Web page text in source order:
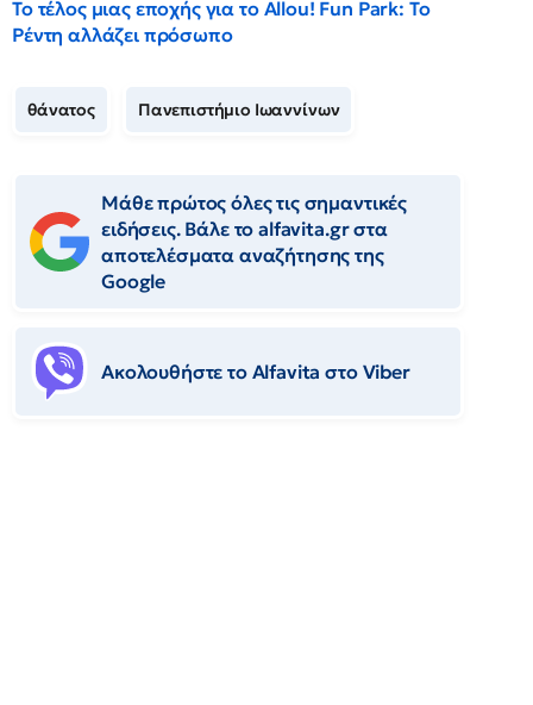
Το τέλος μιας εποχής για το Allou! Fun Park: Το
Ρέντη αλλάζει πρόσωπο
θάνατος Πανεπιστήμιο Ιωαννίνων
Μάθε πρώτος όλες τις σημαντικές
ειδήσεις. Βάλε το alfavita.gr στα
αποτελέσματα αναζήτησης της
Google
Ακολουθήστε το Αlfavita στο Viber